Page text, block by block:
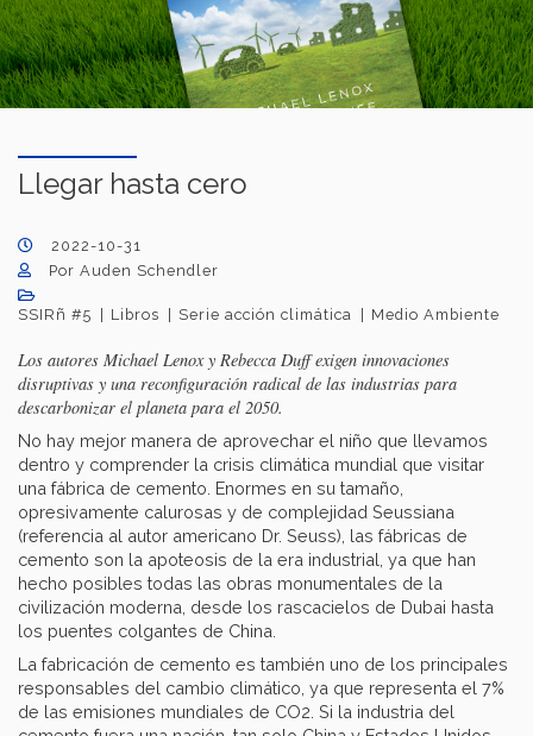
Llegar hasta cero
2022-10-31
Por Auden Schendler
SSIRñ #5 Libros Serie acción climática Medio Ambiente
Los autores Michael Lenox y Rebecca Duff exigen innovaciones
disruptivas y una reconfiguración radical de las industrias para
descarbonizar el planeta para el 2050.
No hay mejor manera de aprovechar el niño que llevamos
dentro y comprender la crisis climática mundial que visitar
una fábrica de cemento. Enormes en su tamaño,
opresivamente calurosas y de complejidad Seussiana
(referencia al autor americano Dr. Seuss), las fábricas de
cemento son la apoteosis de la era industrial, ya que han
hecho posibles todas las obras monumentales de la
civilización moderna, desde los rascacielos de Dubai hasta
los puentes colgantes de China.
La fabricación de cemento es también uno de los principales
responsables del cambio climático, ya que representa el 7%
de las emisiones mundiales de CO2. Si la industria del